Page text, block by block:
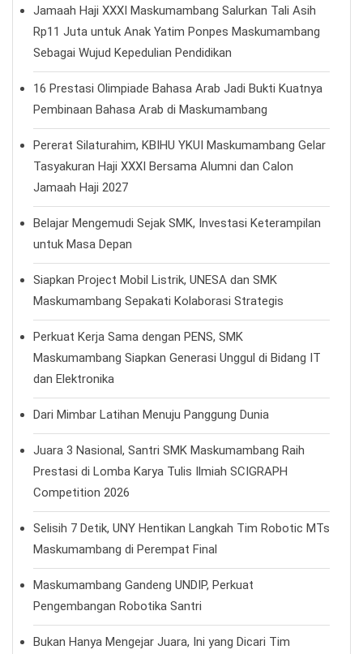
Jamaah Haji XXXI Maskumambang Salurkan Tali Asih
Rp11 Juta untuk Anak Yatim Ponpes Maskumambang
Sebagai Wujud Kepedulian Pendidikan
16 Prestasi Olimpiade Bahasa Arab Jadi Bukti Kuatnya
Pembinaan Bahasa Arab di Maskumambang
Pererat Silaturahim, KBIHU YKUI Maskumambang Gelar
Tasyakuran Haji XXXI Bersama Alumni dan Calon
Jamaah Haji 2027
Belajar Mengemudi Sejak SMK, Investasi Keterampilan
untuk Masa Depan
Siapkan Project Mobil Listrik, UNESA dan SMK
Maskumambang Sepakati Kolaborasi Strategis
Perkuat Kerja Sama dengan PENS, SMK
Maskumambang Siapkan Generasi Unggul di Bidang IT
dan Elektronika
Dari Mimbar Latihan Menuju Panggung Dunia
Juara 3 Nasional, Santri SMK Maskumambang Raih
Prestasi di Lomba Karya Tulis Ilmiah SCIGRAPH
Competition 2026
Selisih 7 Detik, UNY Hentikan Langkah Tim Robotic MTs
Maskumambang di Perempat Final
Maskumambang Gandeng UNDIP, Perkuat
Pengembangan Robotika Santri
Bukan Hanya Mengejar Juara, Ini yang Dicari Tim